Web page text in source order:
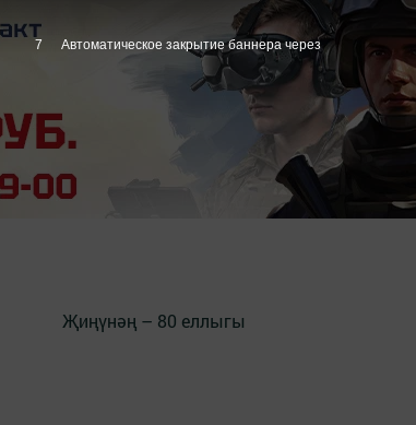
Җиңүнәң – 80 еллыгы
6 Автоматическое закрытие баннера через